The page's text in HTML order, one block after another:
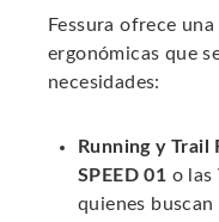
Fessura ofrece
ergonómicas que
necesidades:
Running y Trail
SPEED 01 o las
quienes